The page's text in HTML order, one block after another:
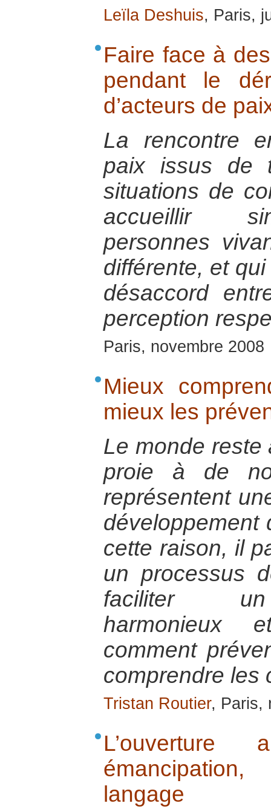
Leïla Deshuis, Paris,
Faire face à
pendant le
d’acteurs de
La rencontre
paix issus de
situations de
accueillir
personnes
différente, et
désaccord
perception
Paris, novembre 2008
Mieux
mieux les
Le monde reste
proie à de
représentent
développement
cette raison, il
un processus
faciliter un
harmonieux
comment
comprendre les
Tristan Routier, Paris,
langage